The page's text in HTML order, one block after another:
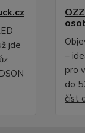
jde
–
pro
do
číst